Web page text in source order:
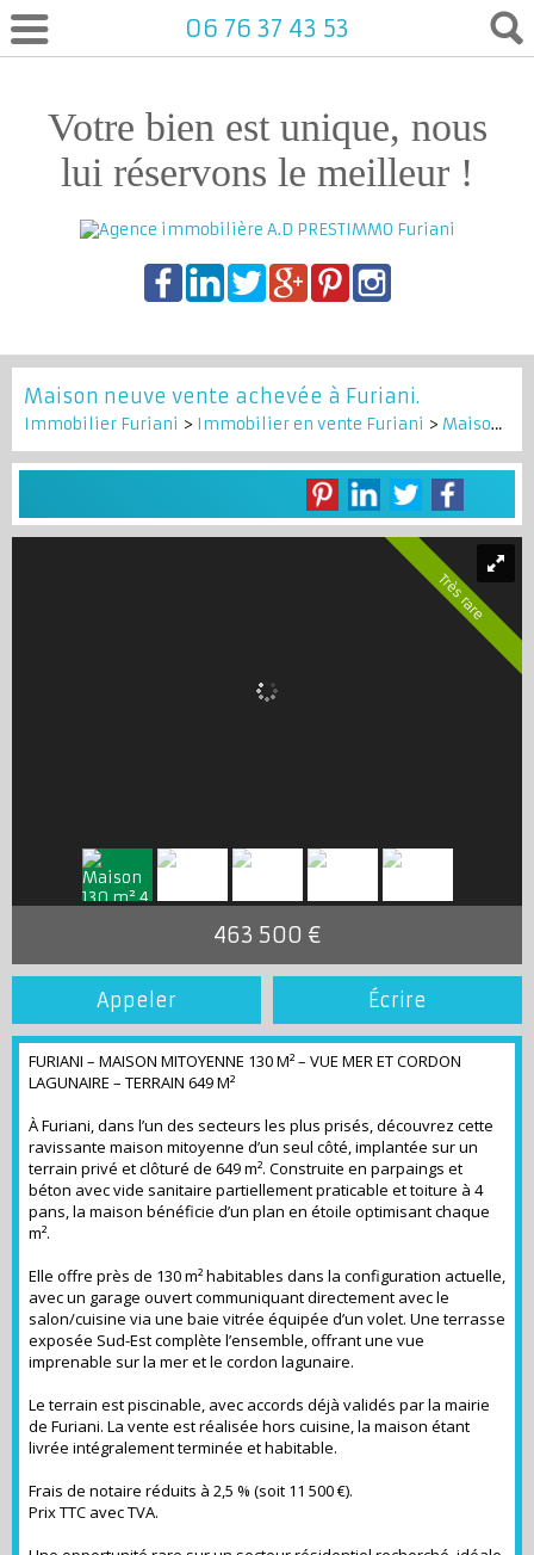
Votre bien est unique, nous
lui réservons le meilleur !
06 76 37 43 53
Maison neuve vente achevée à Furiani.
Immobilier Furiani > Immobilier en vente Furiani > Maison Mitoyenne 1 côté en vente Furiani
Très rare
463 500 €
Appeler Écrire
FURIANI – MAISON MITOYENNE 130 M² – VUE MER ET CORDON
LAGUNAIRE – TERRAIN 649 M²
À Furiani, dans l’un des secteurs les plus prisés, découvrez cette
ravissante maison mitoyenne d’un seul côté, implantée sur un
terrain privé et clôturé de 649 m². Construite en parpaings et
béton avec vide sanitaire partiellement praticable et toiture à 4
pans, la maison bénéficie d’un plan en étoile optimisant chaque
m².
Elle offre près de 130 m² habitables dans la configuration actuelle,
avec un garage ouvert communiquant directement avec le
salon/cuisine via une baie vitrée équipée d’un volet. Une terrasse
exposée Sud-Est complète l’ensemble, offrant une vue
imprenable sur la mer et le cordon lagunaire.
Le terrain est piscinable, avec accords déjà validés par la mairie
de Furiani. La vente est réalisée hors cuisine, la maison étant
livrée intégralement terminée et habitable.
Frais de notaire réduits à 2,5 % (soit 11 500 €).
Prix TTC avec TVA.